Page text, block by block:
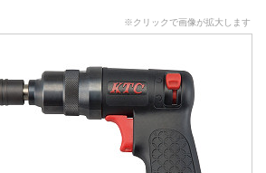
※クリックで画像が拡大します